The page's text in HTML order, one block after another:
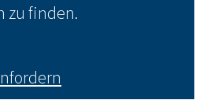
zu finden.